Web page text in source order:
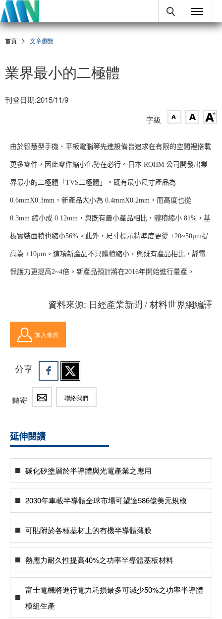
首頁 文章瀏覽
業界最小的二極體
刊登日期:2015/11/9
字級
由於智慧型手機、平板電腦等先進設備皆追求在有限的空間裡搭載
更多零件，因此零件縮小化勢在必行。日本 ROHM 公司開發出業
界最小的二極體「TVS二極體」。既有最小尺寸產品為
0.6mmX0.3mm，新產品大小為 0.4mmX0.2mm，而高度也從
0.3mm 縮小成 0.12mm，與既有最小產品相比，體積縮小 81%，基
板實裝面積也縮小56%。此外，尺寸標示精準度更從 ±20~50µm提
高為 ±10µm。這項新產品不只體積縮小，與既有產品相比，靜電
保護力更提高2~4倍。新產品預計將在2016年開始進行量產。
資料來源: 日經產業新聞 / 材料世界網編譯
加入會員
分享
轉寄 聯絡我們
延伸閱讀
碳化矽塗層於半導體與光電產業之應用
2030年車載半導體全球市場可望達586億美元規模
可貼附於各種基材上的有機半導體薄膜
熱應力耐久性提高40%之功率半導體基板材料
富士電機將進行電力耗損最多可減少50%之功率半導體
模組生產